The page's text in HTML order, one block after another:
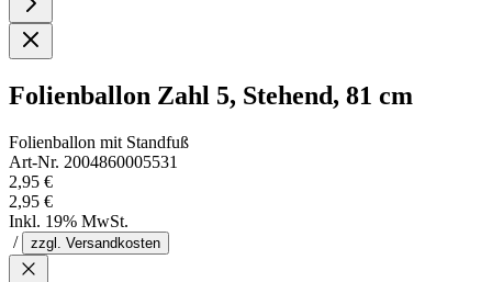
Folienballon Zahl 5, Stehend, 81 cm
Folienballon mit Standfuß
Art-Nr. 2004860005531
2,95 €
2,95 €
Inkl. 19% MwSt.
/
zzgl. Versandkosten